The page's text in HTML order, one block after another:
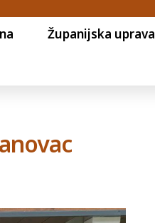
Županijska uprava